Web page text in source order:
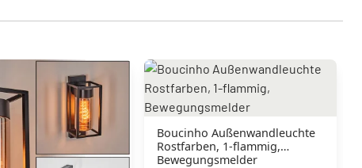
Boucinho Außenwandleuchte
Rostfarben, 1-flammig,
Bewegungsmelder